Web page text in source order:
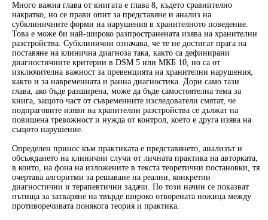
Много важна глава от книгата е глава 8, където сравнително
накратко, но се прави опит за представяне и анализ на
субклиничните форми на нарушения в хранителното поведение.
Това е може би най-широко разпространената изява на хранителни
разстройства. Субклинични означава, че те не достигат прага на
поставяне на клинична диагноза така, както са дефинирани
диагностичните критерии в DSM 5 или МКБ 10, но са от
изключителна важност за превенцията на хранителни нарушения,
както и за навременната и ранна диагностика. Дори само тази
глава, ако бъде разширена, може да бъде самостоятелна тема за
книга, защото част от съвременните изследователи смятат, че
подпраговите изяви на хранителни разстройства се дължат на
повишена тревожност и нужда от контрол, което е друга изява на
същото нарушение.
Определен принос към практиката е представянето, анализът и
обсъждането на клинични случи от личната практика на авторката,
в които, на фона на изложените в текста теоретични постановки, тя
очертава алгоритми за решаване на реални, конкретни
диагностични и терапевтични задачи. По този начин се показват
пътища за затваряне на твърде широко отворената ножица между
противоречивата понякога теория и практика.